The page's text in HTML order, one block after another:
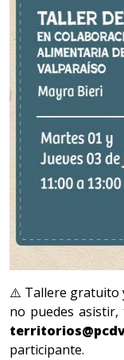
⚠️ Tallere gratuito
no puedes
participante.